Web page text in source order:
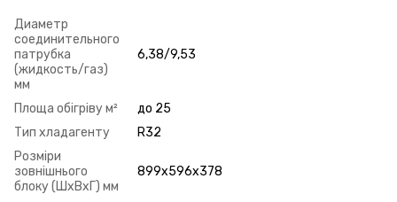
Диаметр
соединительного
патрубка
(жидкость/газ)
мм
6,38/9,53
Площа обігріву м²
до 25
Тип хладагенту
R32
Розміри
зовнішнього
блоку (ШxВxГ) мм
899х596х378